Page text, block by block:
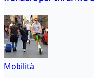
Mobilità